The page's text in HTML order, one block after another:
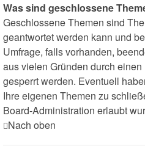
Was sind geschlossene
Geschlossene Themen sind
geantwortet werden kann und
Umfrage, falls vorhanden,
aus vielen Gründen durch
gesperrt werden. Eventuell
Ihre eigenen Themen zu
Board-Administration erlaubt
Nach oben